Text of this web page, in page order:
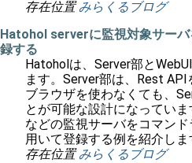
存在位置 みらくるブログ
Hatohol serverに監視対象サー
録する
Hatoholは、Server部と
ます。Server部は、Rest API
ブラウザを使わなくても、
とが可能な設計になってい
などの監視サーバをコマン
用いて登録する例を紹介しま
存在位置 みらくるブログ